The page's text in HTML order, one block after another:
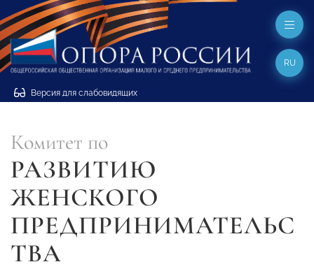
Версия для слабовидящих
RU
Комитет по
РАЗВИТИЮ
ЖЕНСКОГО
ПРЕДПРИНИМАТЕЛЬС
ТВА